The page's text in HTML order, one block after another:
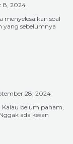
8, 2024
menyelesaikan soal
yang sebelumnya
28, 2024
belum paham,
ada kesan